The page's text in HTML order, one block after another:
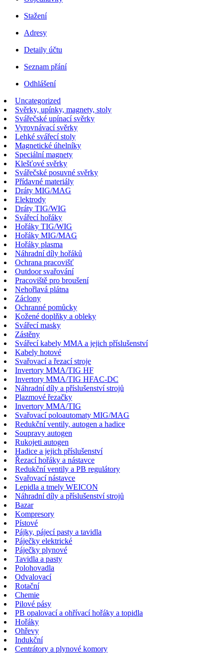
Stažení
Adresy
Detaily účtu
Seznam přání
Odhlášení
Uncategorized
Svěrky, upínky, magnety, stoly
Svářečské upínací svěrky
Vyrovnávací svěrky
Lehké svářecí stoly
Magnetické úhelníky
Speciální magnety
Klešťové svěrky
Svářečské posuvné svěrky
Přídavné materiály
Dráty MIG/MAG
Elektrody
Dráty TIG/WIG
Svářecí hořáky
Hořáky TIG/WIG
Hořáky MIG/MAG
Hořáky plasma
Náhradní díly hořáků
Ochrana pracovišť
Outdoor svařování
Pracoviště pro broušení
Nehořlavá plátna
Záclony
Ochranné pomůcky
Kožené doplňky a obleky
Svářecí masky
Zástěny
Svářecí kabely MMA a jejich příslušenství
Kabely hotové
Svařovací a řezací stroje
Invertory MMA/TIG HF
Invertory MMA/TIG HFAC-DC
Náhradní díly a příslušenství strojů
Plazmové řezačky
Invertory MMA/TIG
Svařovací poloautomaty MIG/MAG
Redukční ventily, autogen a hadice
Soupravy autogen
Rukojeti autogen
Hadice a jejich příslušenství
Řezací hořáky a nástavce
Redukční ventily a PB regulátory
Svařovací nástavce
Lepidla a tmely WEICON
Náhradní díly a příslušenství strojů
Bazar
Kompresory
Pístové
Pájky, pájecí pasty a tavidla
Páječky elektrické
Páječky plynové
Tavidla a pasty
Polohovadla
Odvalovací
Rotační
Chemie
Pilové pásy
PB opalovací a ohřívací hořáky a topidla
Hořáky
Ohřevy
Indukční
Centrátory a plynové komory